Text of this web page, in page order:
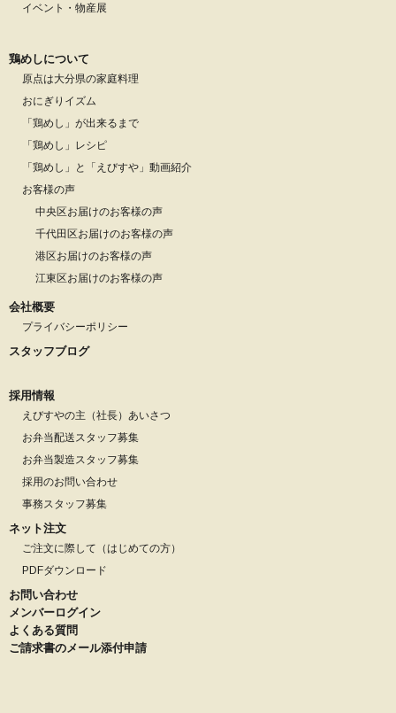
イベント・物産展
鶏めしについて
原点は大分県の家庭料理
おにぎりイズム
「鶏めし」が出来るまで
「鶏めし」レシピ
「鶏めし」と「えびすや」動画紹介
お客様の声
中央区お届けのお客様の声
千代田区お届けのお客様の声
港区お届けのお客様の声
江東区お届けのお客様の声
会社概要
プライバシーポリシー
スタッフブログ
採用情報
えびすやの主（社長）あいさつ
お弁当配送スタッフ募集
お弁当製造スタッフ募集
採用のお問い合わせ
事務スタッフ募集
ネット注文
ご注文に際して（はじめての方）
PDFダウンロード
お問い合わせ
メンバーログイン
よくある質問
ご請求書のメール添付申請